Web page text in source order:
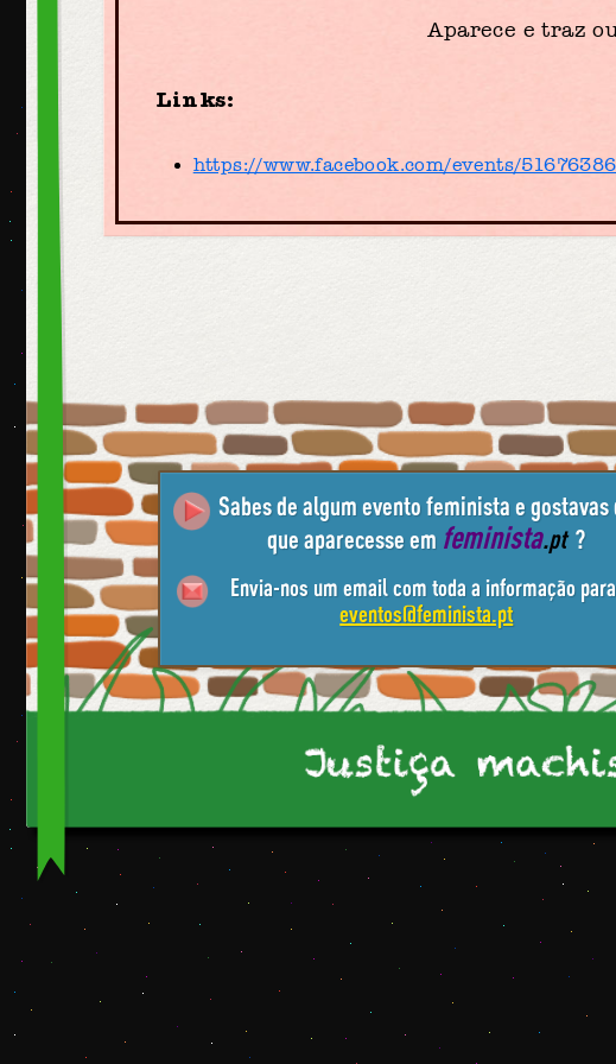
Aparece e traz
Links:
https://www.facebook.com/events/
Sabes de algum evento feminista e gostavas
que aparecesse em feminista.pt ?
Envia-nos um email com toda a informação
eventos@feminista.pt